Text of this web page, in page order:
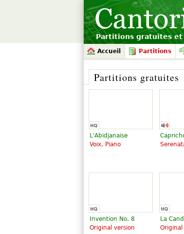
Partitions gratuites et
Accueil Partitions
Partitions gratuites
L'Abidjanaise
Voix, Piano
Invention No. 8
Original version
La
Original